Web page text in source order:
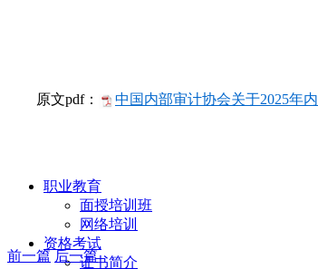
职业教育
面授培训班
网络培训
资格考试
证书简介
原文pdf： 中国内部审计协会关于2025年
前一篇 后一篇